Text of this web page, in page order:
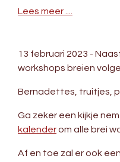
Lees meer ....
13 februari 2023 -
workshops breien
Bernadettes, truitjes,
Ga zeker een kijkje
kalenderom alle brei
Af en toe zal er ook